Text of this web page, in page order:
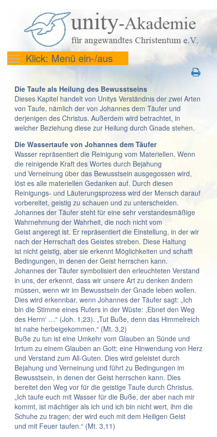
Klick: Menü ein-/aus
Die Taufe als Heilung des Bewusstseins
Dieses Kapitel handelt von Unitys Verständnis der zwei Arten
von Taufe, nämlich der von Johannes dem Täufer und
derjenigen des Christus. Außerdem wird betrachtet, in
welcher Beziehung diese zur Heilung durch Gnade stehen.
Die Wassertaufe von Johannes dem Täufer
Wasser repräsentiert die Reinigung vom Materiellen. Wenn
die reinigende Kraft des Wortes durch Bejahung
und Verneinung über das Bewusstsein ausgegossen wird,
löst es alle materiellen Gedanken auf. Durch diesen
Reinigungs- und Läuterungsprozess wird der Mensch darauf
vorbereitet, geistig zu schauen und zu unterscheiden.
Johannes der Täufer steht für eine sehr verstandesmäßige
Wahrnehmung der Wahrheit, die noch nicht vom
Geist angeregt ist. Er repräsentiert die Einstellung, in der wir
nach der Herrschaft des Geistes streben. Diese Haltung
ist nicht geistig, aber sie erkennt Möglichkeiten und schafft
Bedingungen, in denen der Geist herrschen kann.
Johannes der Täufer symbolisiert den erleuchteten Verstand
in uns, der erkennt, dass wir unsere Art zu denken ändern
müssen, wenn wir im Bewusstsein der Gnade leben wollen.
Dies wird erkennbar, wenn Johannes der Täufer sagt: „Ich
bin die Stimme eines Rufers in der Wüste: ,Ebnet den Weg
des Herrn‘ …“ (Joh. 1,23). „Tut Buße, denn das Himmelreich
ist nahe herbeigekommen.“ (Mt. 3,2)
Buße zu tun ist eine Umkehr vom Glauben an Sünde und
Irrtum zu einem Glauben an Gott; eine Hinwendung von Herz
und Verstand zum All-Guten. Dies wird geleistet durch
Bejahung und Verneinung und führt zu Bedingungen im
Bewusstsein, in denen der Geist herrschen kann. Dies
bereitet den Weg vor für die geistige Taufe durch Christus.
„Ich taufe euch mit Wasser für die Buße, der aber nach mir
kommt, ist mächtiger als ich und ich bin nicht wert, ihm die
Schuhe zu tragen; der wird euch mit dem Heiligen Geist
und mit Feuer taufen.“ (Mt. 3,11)